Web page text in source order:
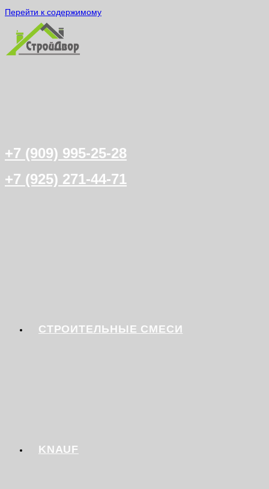
Перейти к содержимому
+7 (909) 995-25-28
+7 (925) 271-44-71
СТРОИТЕЛЬНЫЕ СМЕСИ
KNAUF